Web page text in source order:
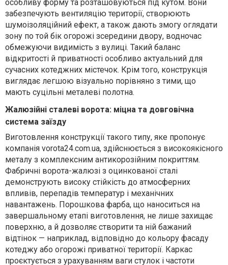
особливу форму та розташовуються під кутом. Вони
забезпечують вентиляцію території, створюють
шумоізоляційний ефект, а також дають змогу оглядати
зону по той бік огорожі зсередини двору, водночас
обмежуючи видимість з вулиці. Такий баланс
відкритості й приватності особливо актуальний для
сучасних котеджних містечок. Крім того, конструкція
виглядає легшою візуально порівняно з тими, що
мають суцільні металеві полотна.
Жалюзійні сталеві ворота: міцна та довговічна
система заїзду
Виготовлення конструкції такого типу, яке пропонує
компанія vorota24.com.ua, здійснюється з високоякісного
металу з комплексним антикорозійним покриттям.
Фабричні ворота-жалюзі з оцинкованої сталі
демонструють високу стійкість до атмосферних
впливів, перепадів температур і механічних
навантажень. Порошкова фарба, що наноситься на
завершальному етапі виготовлення, не лише захищає
поверхню, а й дозволяє створити та ній бажаний
відтінок — наприклад, відповідно до кольору фасаду
котеджу або огорожі приватної території. Каркас
проєктується з урахуванням ваги стулок і частоти